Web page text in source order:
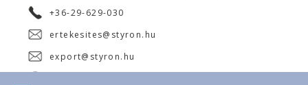
+36-29-629-030
ertekesites@styron.hu
export@styron.hu